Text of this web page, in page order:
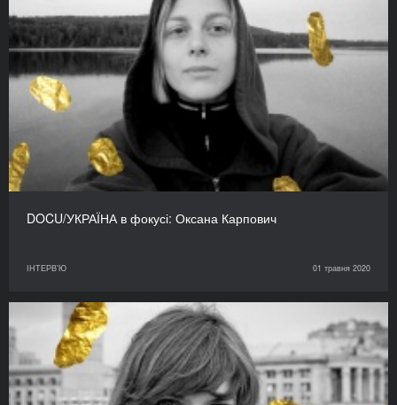
DOCU/УКРАЇНА в фокусі: Оксана Карпович
ІНТЕРВ'Ю 01 травня 2020